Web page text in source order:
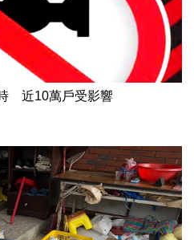
近10萬戶受影響